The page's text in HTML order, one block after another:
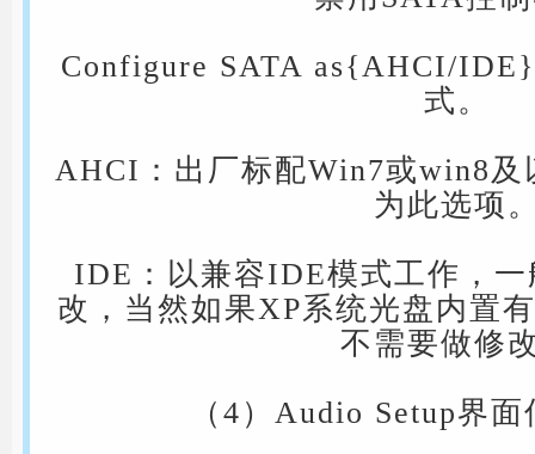
Configure SATA as{AHCI/
式。
AHCI：出厂标配Win7或win8及
为此选项
IDE：以兼容IDE模式工作，
改，当然如果XP系统光盘内置
不需要做修
（4）Audio Setup界